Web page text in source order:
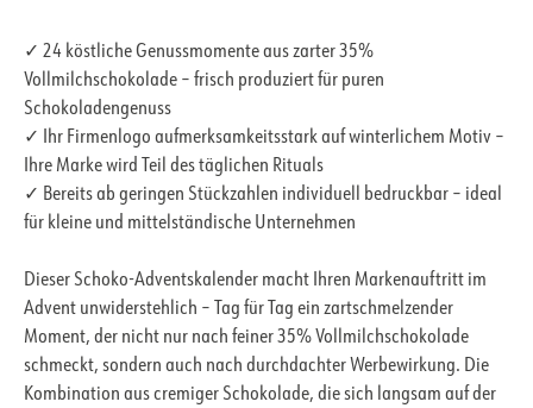
✓ 24 köstliche Genussmomente aus zarter 35%
Vollmilchschokolade – frisch produziert für puren
Schokoladengenuss
✓ Ihr Firmenlogo aufmerksamkeitsstark auf winterlichem Motiv –
Ihre Marke wird Teil des täglichen Rituals
✓ Bereits ab geringen Stückzahlen individuell bedruckbar – ideal
für kleine und mittelständische Unternehmen
Dieser Schoko-Adventskalender macht Ihren Markenauftritt im
Advent unwiderstehlich – Tag für Tag ein zartschmelzender
Moment, der nicht nur nach feiner 35% Vollmilchschokolade
schmeckt, sondern auch nach durchdachter Werbewirkung. Die
Kombination aus cremiger Schokolade, die sich langsam auf der